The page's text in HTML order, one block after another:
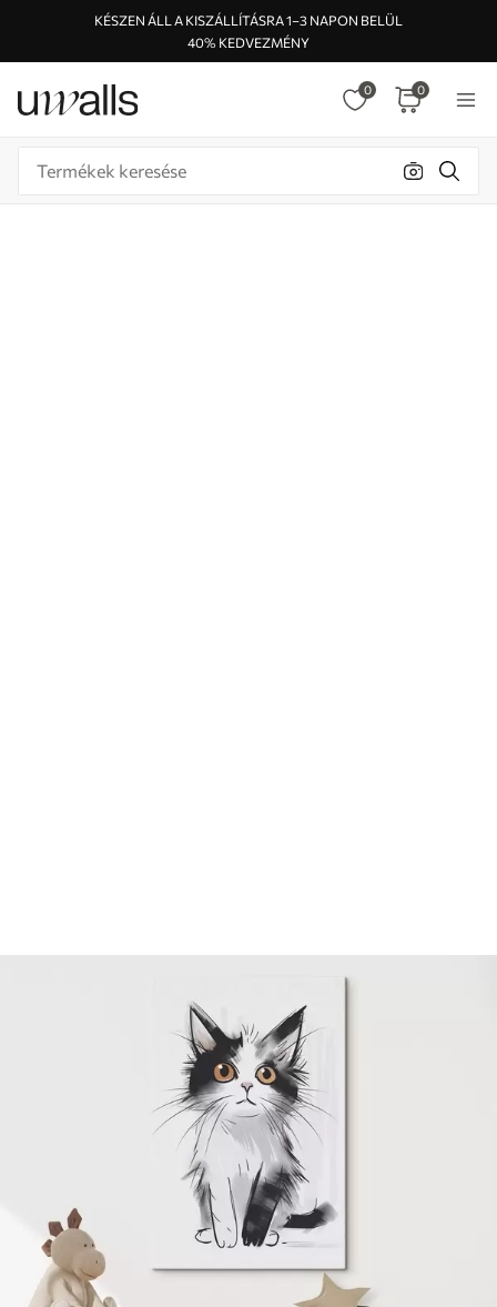
KÉSZEN ÁLL A KISZÁLLÍTÁSRA 1–3 NAPON BELÜL
40% KEDVEZMÉNY
0 0